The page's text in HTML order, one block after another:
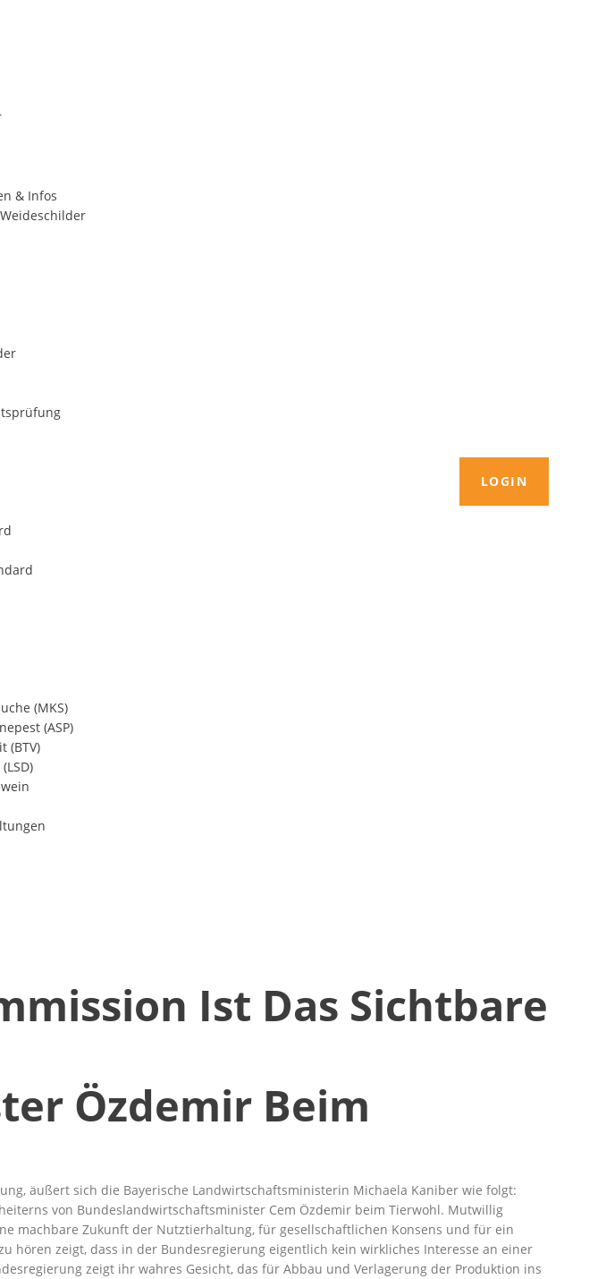
& Infos
(MKS)
(ASP)
(BTV)
LOGIN
Ist Das Sichtbare
Özdemir Beim
äußert sich die Bayerische Landwirtschaftsministerin Michaela Kaniber wie folgt:
von Bundeslandwirtschaftsminister Cem Özdemir beim Tierwohl. Mutwillig
machbare Zukunft der Nutztierhaltung, für gesellschaftlichen Konsens und für ein
hören zeigt, dass in der Bundesregierung eigentlich kein wirkliches Interesse an einer
zeigt ihr wahres Gesicht, das für Abbau und Verlagerung der Produktion ins